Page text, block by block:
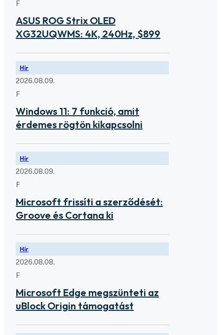
F
ASUS ROG Strix OLED
XG32UQWMS: 4K, 240Hz, $899
Hír
2026.08.09.
F
Windows 11: 7 funkció, amit
érdemes rögtön kikapcsolni
Hír
2026.08.09.
F
Microsoft frissíti a szerződését:
Groove és Cortana ki
Hír
2026.08.08.
F
Microsoft Edge megszünteti az
uBlock Origin támogatást